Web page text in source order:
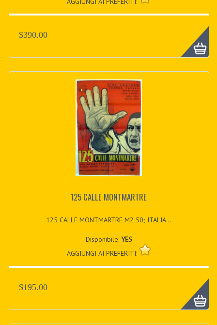
$390.00
125 CALLE MONTMARTRE
125 CALLE MONTMARTRE M2 50; ITALIA...
Disponibile: YES
AGGIUNGI AI PREFERITI:
$195.00